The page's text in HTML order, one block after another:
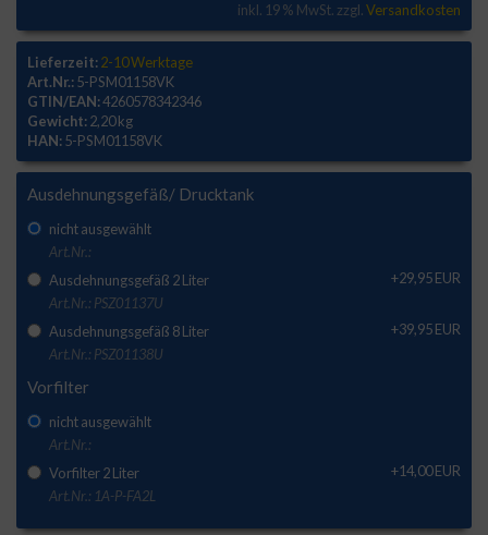
inkl. 19 % MwSt. zzgl.Versandkosten
Lieferzeit:2-10 Werktage
Art.Nr.:5-PSM01158VK
GTIN/EAN:4260578342346
Gewicht:2,20 kg
HAN:5-PSM01158VK
Ausdehnungsgefäß/ Drucktank
nicht ausgewählt
Art.Nr.:
Ausdehnungsgefäß 2 Liter
+29,95 EUR
Art.Nr.: PSZ01137U
Ausdehnungsgefäß 8 Liter
+39,95 EUR
Art.Nr.: PSZ01138U
Vorfilter
nicht ausgewählt
Art.Nr.:
Vorfilter 2 Liter
+14,00 EUR
Art.Nr.: 1A-P-FA2L